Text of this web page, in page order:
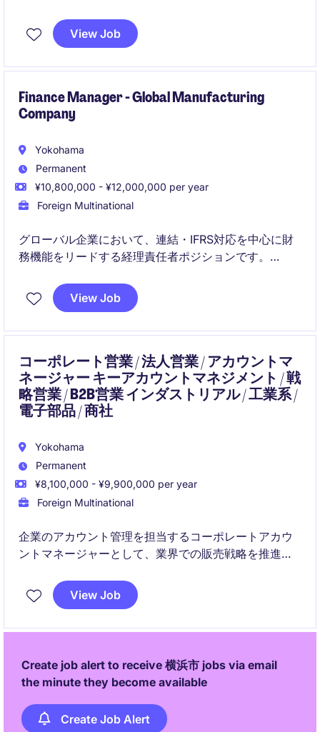
の最適なソリューションを提案していただきます。
View Job
Finance Manager - Global Manufacturing
Company
Yokohama
Permanent
¥10,800,000 - ¥12,000,000 per year
Foreign Multinational
グローバル企業において、連結・IFRS対応を中心に財
務機能をリードする経理責任者ポジションです。
経営層と近い距離で、ガバナンス強化や財務戦略に関
与できる裁量の大きな役割です。
View Job
コーポレート営業 / 法人営業 / アカウントマ
ネージャー キーアカウントマネジメント / 戦
略営業 / B2B営業 インダストリアル / 工業系 /
電子部品 / 商社
Yokohama
Permanent
¥8,100,000 - ¥9,900,000 per year
Foreign Multinational
企業のアカウント管理を担当するコーポレートアカウ
ントマネージャーとして、業界での販売戦略を推進
す。上海を拠点に、産業/製造業界での販売活動をサポ
ートし、事業の成長に貢献いただきます。
View Job
Create job alert to receive 横浜市 jobs via email
the minute they become available
Create Job Alert